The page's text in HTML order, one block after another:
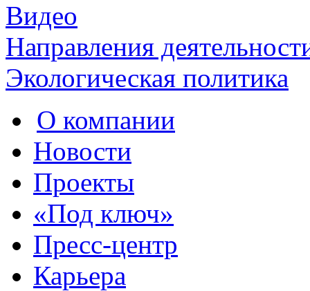
Видео
Направления
Экологическая политика
О компании
Новости
Проекты
«Под ключ»
Пресс-центр
Карьера